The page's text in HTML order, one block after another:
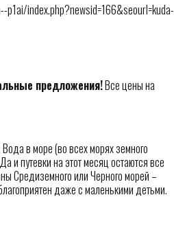
index.php?newsid=166&seourl=kuda-
предложения!Все цены на
в море (во всех морях земного
и путевки на этот месяц остаются все
Средиземного или Черного морей –
даже с маленькими детьми.